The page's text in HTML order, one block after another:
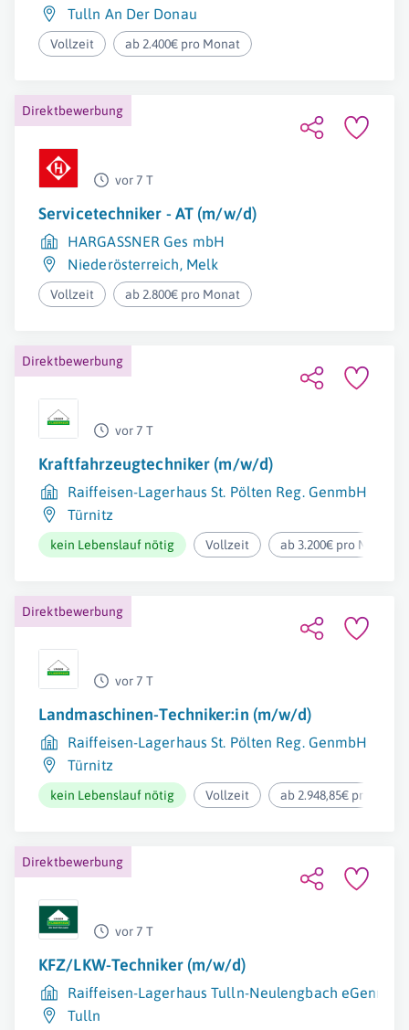
Tulln An Der Donau
Vollzeit ab 2.400€ pro Monat
Direktbewerbung
vor 7 T
Servicetechniker - AT (m/w/d)
HARGASSNER Ges mbH
Niederösterreich, Melk
Vollzeit ab 2.800€ pro Monat
Direktbewerbung
vor 7 T
Kraftfahrzeugtechniker (m/w/d)
Raiffeisen-Lagerhaus St. Pölten Reg. GenmbH
Türnitz
kein Lebenslauf nötig Vollzeit ab 3.200€ pro Monat
Direktbewerbung
vor 7 T
Landmaschinen-Techniker:in (m/w/d)
Raiffeisen-Lagerhaus St. Pölten Reg. GenmbH
Türnitz
kein Lebenslauf nötig Vollzeit ab 2.948,85€ pro
Direktbewerbung
vor 7 T
KFZ/LKW-Techniker (m/w/d)
Raiffeisen-Lagerhaus Tulln-Neulengbach eGenmbH
Tulln